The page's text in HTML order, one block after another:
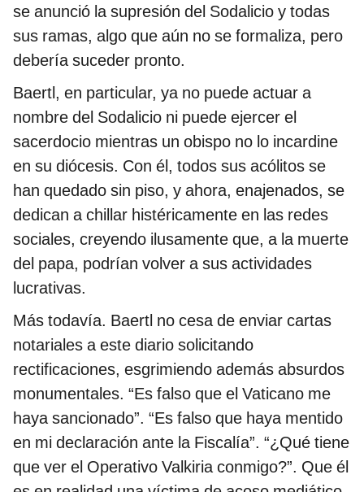
se anunció la supresión del Sodalicio y todas
sus ramas, algo que aún no se formaliza, pero
debería suceder pronto.
Baertl, en particular, ya no puede actuar a
nombre del Sodalicio ni puede ejercer el
sacerdocio mientras un obispo no lo incardine
en su diócesis. Con él, todos sus acólitos se
han quedado sin piso, y ahora, enajenados, se
dedican a chillar histéricamente en las redes
sociales, creyendo ilusamente que, a la muerte
del papa, podrían volver a sus actividades
lucrativas.
Más todavía. Baertl no cesa de enviar cartas
notariales a este diario solicitando
rectificaciones, esgrimiendo además absurdos
monumentales. “Es falso que el Vaticano me
haya sancionado”. “Es falso que haya mentido
en mi declaración ante la Fiscalía”. “¿Qué tiene
que ver el Operativo Valkiria conmigo?”. Que él